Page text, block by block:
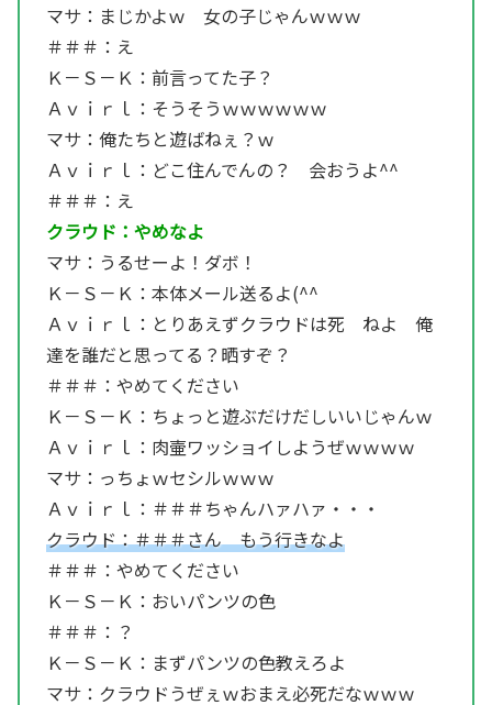
マサ：まじかよｗ 女の子じゃんｗｗｗ
＃＃＃：え
Ｋ－Ｓ－Ｋ：前言ってた子？
Ａｖｉｒｌ：そうそうｗｗｗｗｗｗ
マサ：俺たちと遊ばねぇ？ｗ
Ａｖｉｒｌ：どこ住んでんの？ 会おうよ^^
＃＃＃：え
クラウド：やめなよ
マサ：うるせーよ！ダボ！
Ｋ－Ｓ－Ｋ：本体メール送るよ(^^
Ａｖｉｒｌ：とりあえずクラウドは死 ねよ 俺
達を誰だと思ってる？晒すぞ？
＃＃＃：やめてください
Ｋ－Ｓ－Ｋ：ちょっと遊ぶだけだしいいじゃんｗ
Ａｖｉｒｌ：肉壷ワッショイしようぜｗｗｗｗ
マサ：っちょｗセシルｗｗｗ
Ａｖｉｒｌ：＃＃＃ちゃんハァハァ・・・
クラウド：＃＃＃さん もう行きなよ
＃＃＃：やめてください
Ｋ－Ｓ－Ｋ：おいパンツの色
＃＃＃：？
Ｋ－Ｓ－Ｋ：まずパンツの色教えろよ
マサ：クラウドうぜぇｗおまえ必死だなｗｗｗ